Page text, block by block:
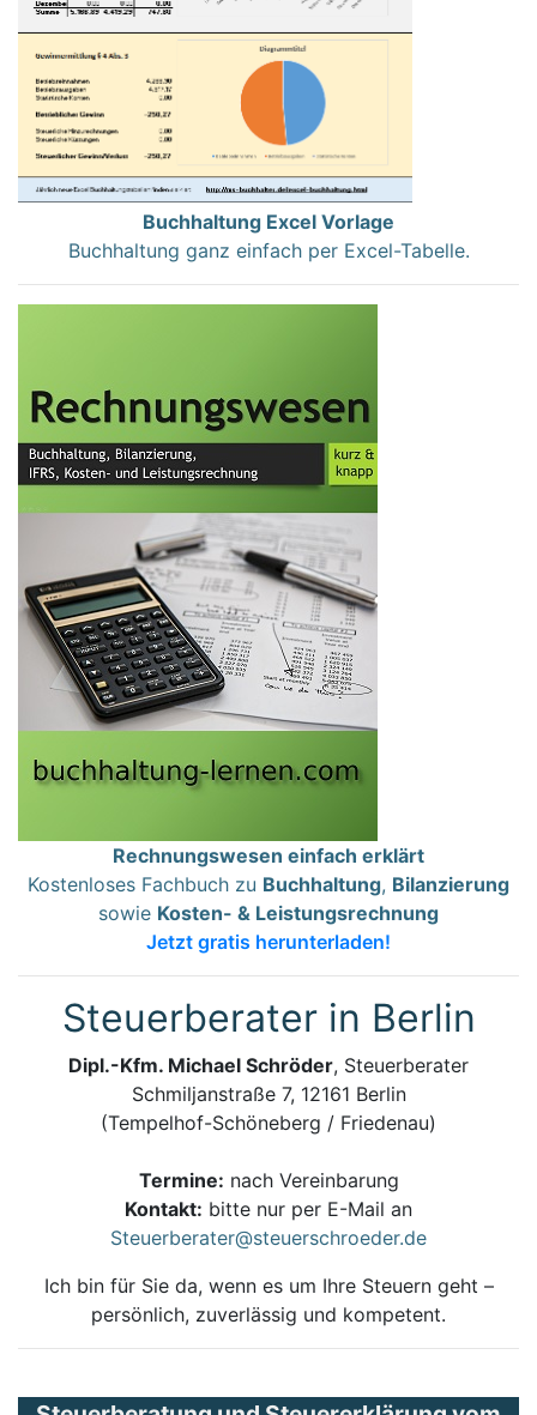
Buchhaltung Excel Vorlage
Buchhaltung ganz einfach per Excel-Tabelle.
Rechnungswesen einfach erklärt
Kostenloses Fachbuch zu Buchhaltung, Bilanzierung
sowie Kosten- & Leistungsrechnung
Jetzt gratis herunterladen!
Steuerberater in Berlin
Dipl.-Kfm. Michael Schröder, Steuerberater
Schmiljanstraße 7, 12161 Berlin
(Tempelhof-Schöneberg / Friedenau)
Termine: nach Vereinbarung
Kontakt: bitte nur per E-Mail an
Steuerberater@steuerschroeder.de
Ich bin für Sie da, wenn es um Ihre Steuern geht –
persönlich, zuverlässig und kompetent.